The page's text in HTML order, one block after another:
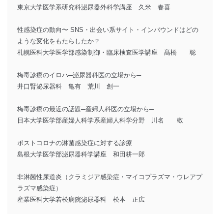
東京大学医学系研究科泌尿器外科学講座 久米 春喜
性感染症の動向〜 SNS・出会い系サイト・インバウンドはどの
ような変化をもたらしたか？
札幌医科大学医学部感染制御・臨床検査医学講座 髙橋 聡
梅毒診療のイロハ─泌尿器科医の立場から─
井口腎泌尿器科 亀有 荒川 創一
梅毒診療の最近の話題─産婦人科医の立場から─
日本大学医学部産婦人科学系産婦人科学分野 川名 敬
ポストコロナの淋菌感染症に対する診療
島根大学医学部泌尿器科学講座 和田耕一郎
非淋菌性尿道炎（クラミジア感染症・マイコプラズマ・ウレアプ
ラズマ感染症）
産業医科大学若松病院泌尿器科 松本 正広